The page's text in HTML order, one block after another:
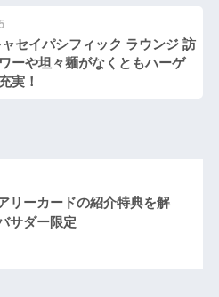
セイパシフィック ラウンジ 訪
ーや坦々麺がなくともハーゲ
実！
リーカードの紹介特典を解
サダー限定